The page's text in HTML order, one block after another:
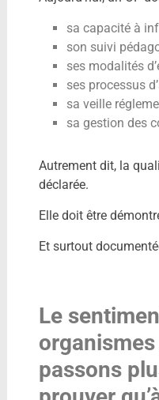
sa capacité à
son suivi
ses modalités
ses processus
sa veille
sa gestion des
Autrement dit, la
déclarée.
Elle doit être
Et surtout
Le
passons